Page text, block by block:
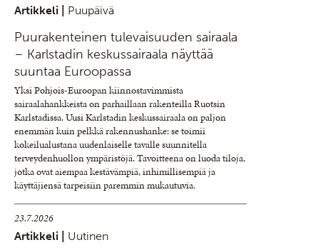
Artikkeli | Puupäivä
Puurakenteinen tulevaisuuden sairaala
– Karlstadin keskussairaala näyttää
suuntaa Euroopassa
Yksi Pohjois-Euroopan kiinnostavimmista
sairaalahankkeista on parhaillaan rakenteilla Ruotsin
Karlstadissa. Uusi Karlstadin keskussairaala on paljon
enemmän kuin pelkkä rakennushanke: se toimii
kokeilualustana uudenlaiselle tavalle suunnitella
terveydenhuollon ympäristöjä. Tavoitteena on luoda tiloja,
jotka ovat aiempaa kestävämpiä, inhimillisempiä ja
käyttäjiensä tarpeisiin paremmin mukautuvia.
23.7.2026
Artikkeli | Uutinen